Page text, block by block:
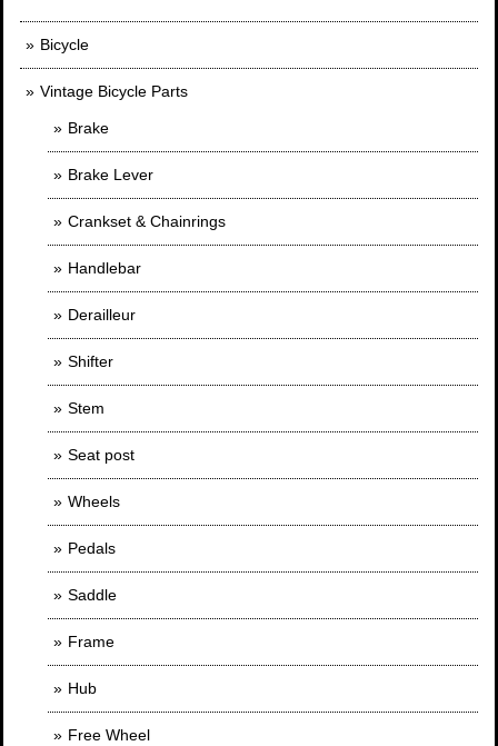
Bicycle
Vintage Bicycle Parts
Brake
Brake Lever
Crankset & Chainrings
Handlebar
Derailleur
Shifter
Stem
Seat post
Wheels
Pedals
Saddle
Frame
Hub
Free Wheel